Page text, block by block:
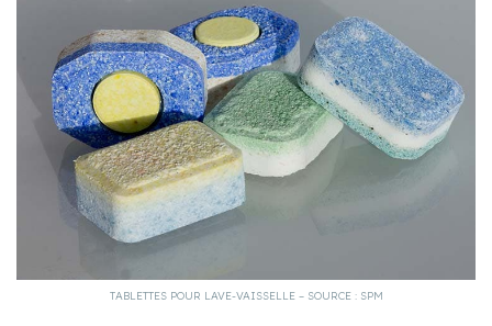
TABLETTES POUR LAVE-VAISSELLE – SOURCE : SPM